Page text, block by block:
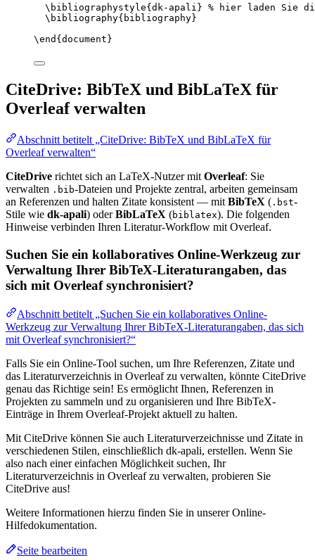
\bibliographystyle{dk-apali} % hier laden Sie
\bibliography{bibliography}
\end { document }
CiteDrive: BibTeX und BibLaTeX für
Overleaf verwalten
Abschnitt betitelt „CiteDrive: BibTeX und BibLaTeX für
Overleaf verwalten“
CiteDrive richtet sich an LaTeX-Nutzer mit Overleaf: Sie
verwalten .bib-Dateien und Projekte zentral, arbeiten gemeinsam
an Referenzen und halten Zitate konsistent — mit BibTeX ( .bst-
Stile wie dk-apali) oderBibLaTeX (biblatex). Die folgenden
Hinweise verbinden Ihren Literatur-Workflow mit Overleaf.
Suchen Sie ein kollaboratives Online-Werkzeug zur
Verwaltung Ihrer BibTeX-Literaturangaben, das
sich mit Overleaf synchronisiert?
Abschnitt betitelt „Suchen Sie ein kollaboratives Online-
Werkzeug zur Verwaltung Ihrer BibTeX-Literaturangaben, das sich
mit Overleaf synchronisiert?“
Falls Sie ein Online-Tool suchen, um Ihre Referenzen, Zitate und
das Literaturverzeichnis in Overleaf zu verwalten, könnte CiteDrive
genau das Richtige sein! Es ermöglicht Ihnen, Referenzen in
Projekten zu sammeln und zu organisieren und Ihre BibTeX-
Einträge in Ihrem Overleaf-Projekt aktuell zu halten.
Mit CiteDrive können Sie auch Literaturverzeichnisse und Zitate in
verschiedenen Stilen, einschließlich dk-apali, erstellen. Wenn Sie
also nach einer einfachen Möglichkeit suchen, Ihr
Literaturverzeichnis in Overleaf zu verwalten, probieren Sie
CiteDrive aus!
Weitere Informationen hierzu finden Sie in unserer Online-
Hilfedokumentation.
Seite bearbeiten